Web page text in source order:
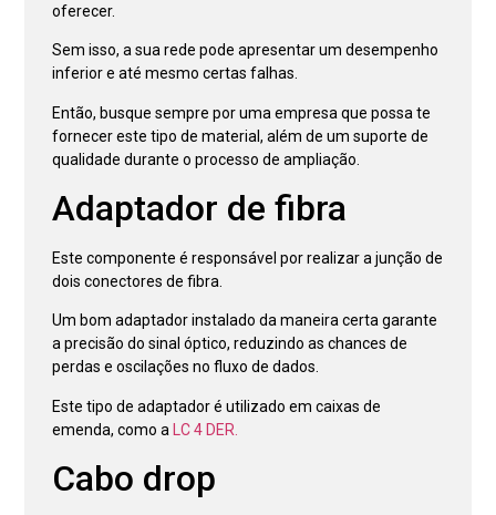
oferecer.
Sem isso, a sua rede pode apresentar um desempenho
inferior e até mesmo certas falhas.
Então, busque sempre por uma empresa que possa te
fornecer este tipo de material, além de um suporte de
qualidade durante o processo de ampliação.
Adaptador de fibra
Este componente é responsável por realizar a junção de
dois conectores de fibra.
Um bom adaptador instalado da maneira certa garante
a precisão do sinal óptico, reduzindo as chances de
perdas e oscilações no fluxo de dados.
Este tipo de adaptador é utilizado em caixas de
emenda, como a
LC 4 DER.
Cabo drop